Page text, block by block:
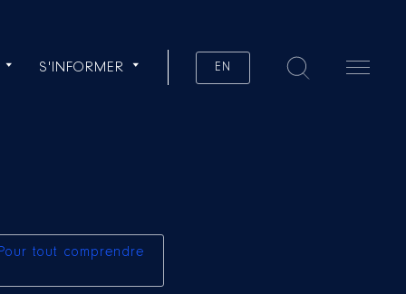
S'INFORMER EN
tout comprendre